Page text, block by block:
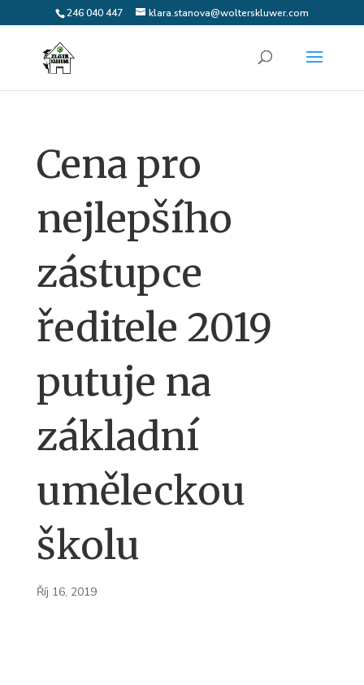
246 040 447 klara.stanova@wolterskluwer.com
Cena pro
nejlepšího
zástupce
ředitele 2019
putuje na
základní
uměleckou
školu
Říj 16, 2019